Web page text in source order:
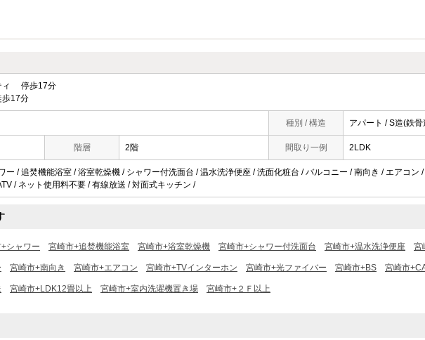
停歩17分
17分
種別 / 構造 アパート / S造(鉄骨
階層 2階 間取り一例 2LDK
ー / 追焚機能浴室 / 浴室乾燥機 / シャワー付洗面台 / 温水洗浄便座 / 洗面化粧台 / バルコニー / 南向き / エアコン
/ ネット使用料不要 / 有線放送 / 対面式キッチン /
シャワー 宮崎市+追焚機能浴室 宮崎市+浴室乾燥機 宮崎市+シャワー付洗面台 宮崎市+温水洗浄便座 宮
宮崎市+南向き 宮崎市+エアコン 宮崎市+TVインターホン 宮崎市+光ファイバー 宮崎市+BS 宮崎市
宮崎市+LDK12畳以上 宮崎市+室内洗濯機置き場 宮崎市+２Ｆ以上